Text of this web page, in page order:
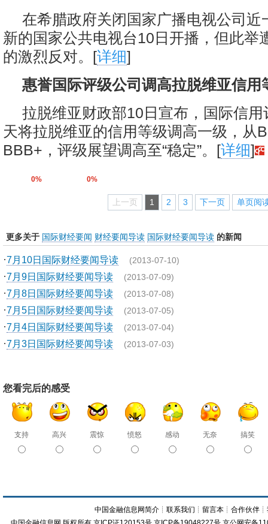
在希腊政府关闭国家广播电视公司近
新的国家公共电视台10日开播，但此举
的激烈反对。[详细]
惠誉国际评级公司调高拉脱维亚信用
拉脱维亚财政部10日宣布，国际信
天将拉脱维亚的信用等级调高一级，从
BBB+，评级展望调高至“稳定”。[详细]
0% 0%
上一页 1 2 3 下一页 单页阅
更多关于 国际财经要闻 财经要闻导读 国际财经要闻导读 的新闻
·7月10日国际财经要闻导读 (2013-07-10)
·7月9日国际财经要闻导读 (2013-07-09)
·7月8日国际财经要闻导读 (2013-07-08)
·7月5日国际财经要闻导读 (2013-07-05)
·7月4日国际财经要闻导读 (2013-07-04)
·7月3日国际财经要闻导读 (2013-07-03)
您看完后的感受
支持 高兴 震惊 愤怒 感动 无奈 搞笑
中国金融信息网简介 ┊联系我们 ┊ 留言本 ┊合作伙伴 ┊